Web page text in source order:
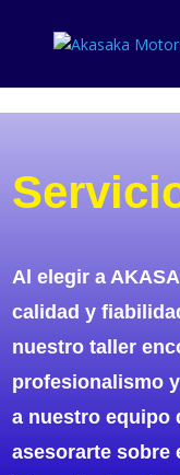
Al elegir a
calidad y
nuestro taller
profesionalismo
a nuestro equipo
asesorarte sobre